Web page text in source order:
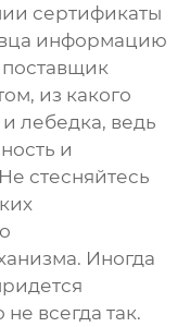
сертификаты
информацию
из какого
лебедка, ведь
и
стесняйтесь
Иногда
всегда так.